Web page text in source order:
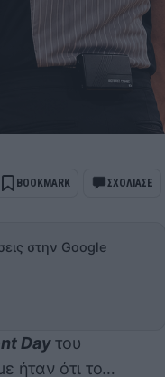
BOOKMARK ΣΧΟΛΙΑΣΕ
στην Google
Dayτου
ήταν ότι το…